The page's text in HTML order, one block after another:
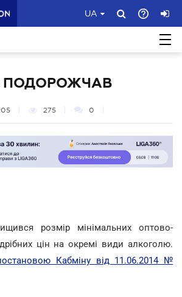
UA
ПОДОРОЖЧАВ
275 0
розмір мінімальних оптово-
цін на окремі види алкоголю.
Кабміну від 11.06.2014 №